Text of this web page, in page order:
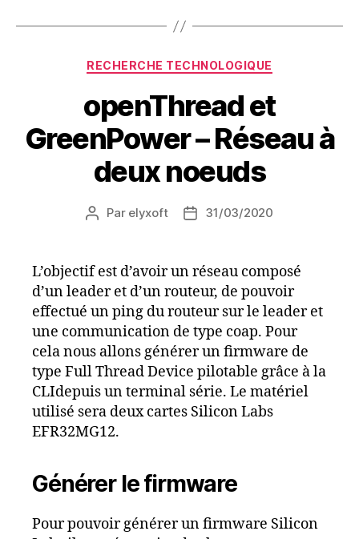
Catégories
RECHERCHE TECHNOLOGIQUE
openThread et
GreenPower – Réseau à
deux noeuds
Auteur
Par elyxoft
Date31/03/2020
L’objectif est d’avoir un réseau composé
d’un leader et d’un routeur, de pouvoir
effectué un ping du routeur sur le leader et
une communication de type coap. Pour
cela nous allons générer un firmware de
type Full Thread Device pilotable grâce à la
CLIdepuis un terminal série. Le matériel
utilisé sera deux cartes Silicon Labs
EFR32MG12.
Générer le firmware
Pour pouvoir générer un firmware Silicon